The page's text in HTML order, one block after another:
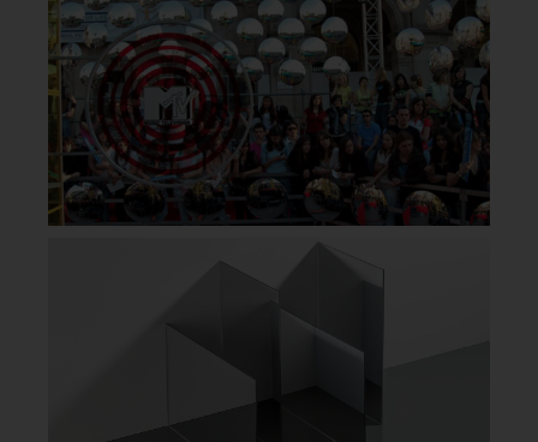
Plexiglas och akrylplast är egentligen samma sak, men
varumärket PLEXIGLAS® har vuxit sig så starkt att
många kallar akrylplast eller plastskivor för just Plexiglas.
Produktionen av PLEXIGLAS® sker från den tyska
producenten Röhm. gop och Röhm har ett samarbete
sedan lång tid tillbaka, där gop har distributionsrätt i
Sverige för varumärket PLEXIGLAS®. gop lagerhåller
och distribuerar akrylskivor i PLEXIGLAS® till en mängd
FÖRDELAR MED
PLEXIGLAS/AKRYL
› Hög transparens och optisk klarhet
› Akrylskivor finns med ljusledande egenskaper –